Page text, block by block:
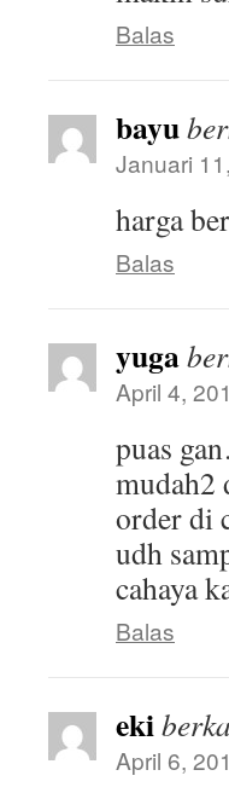
Balas
bayu
Januari
harga
Balas
yuga
April 4,
puas
mudah2
order di
udh
cahaya
Balas
eki
April 6,